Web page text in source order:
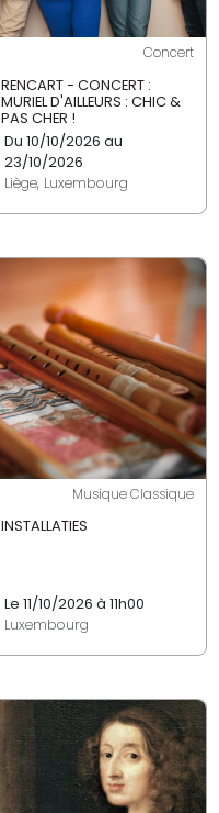
Concert
RENCART - CONCERT :
MURIEL D'AILLEURS : CHIC &
PAS CHER !
Du 10/10/2026 au
23/10/2026
Liège, Luxembourg
Musique Classique
INSTALLATIES
Le 11/10/2026 à 11h00
Luxembourg